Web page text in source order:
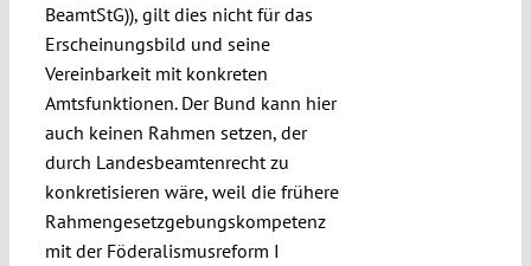
BeamtStG)), gilt dies nicht für das
Erscheinungsbild und seine
Vereinbarkeit mit konkreten
Amtsfunktionen. Der Bund kann hier
auch keinen Rahmen setzen, der
durch Landesbeamtenrecht zu
konkretisieren wäre, weil die frühere
Rahmengesetzgebungskompetenz
mit der Föderalismusreform I